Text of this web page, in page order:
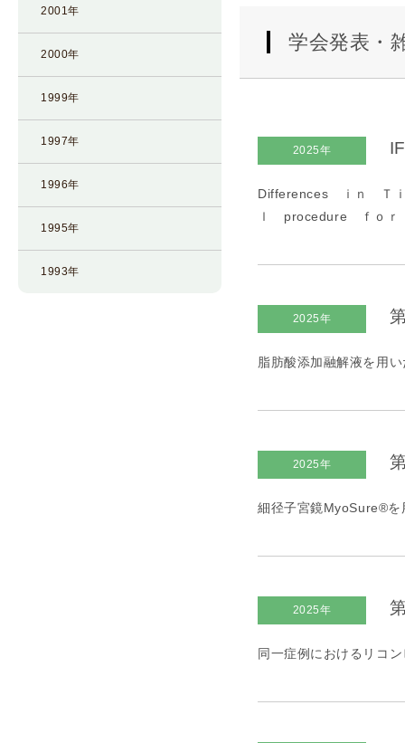
2001年
2000年
1999年
1997年
1996年
1995年
1993年
学会発表・
2025年
Differences ｉｎ Ｔ
ｌ procedure ｆｏｒ
2025年
脂肪酸添加融解液を用
2025年
細径子宮鏡MyoSure®を
2025年
同一症例におけるリコ